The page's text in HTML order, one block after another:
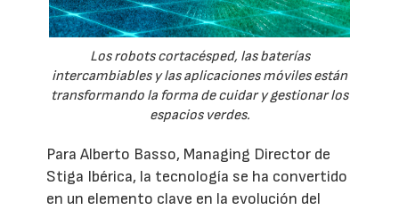
Los robots cortacésped, las baterías
intercambiables y las aplicaciones móviles están
transformando la forma de cuidar y gestionar los
espacios verdes.
Para Alberto Basso, Managing Director de
Stiga Ibérica, la tecnología se ha convertido
en un elemento clave en la evolución del